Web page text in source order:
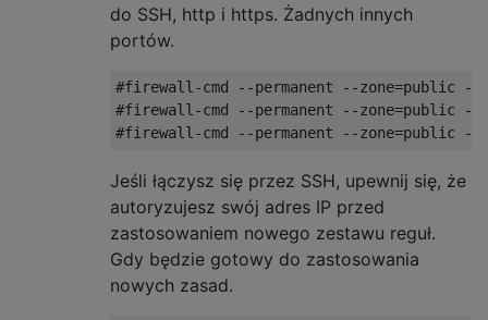
do SSH, http i https. Żadnych innych
portów.
#firewall-cmd --permanent --zone=public
#firewall-cmd --permanent --zone=public
Jeśli łączysz się przez SSH, upewnij się, że
autoryzujesz swój adres IP przed
zastosowaniem nowego zestawu reguł.
Gdy będzie gotowy do zastosowania
nowych zasad.